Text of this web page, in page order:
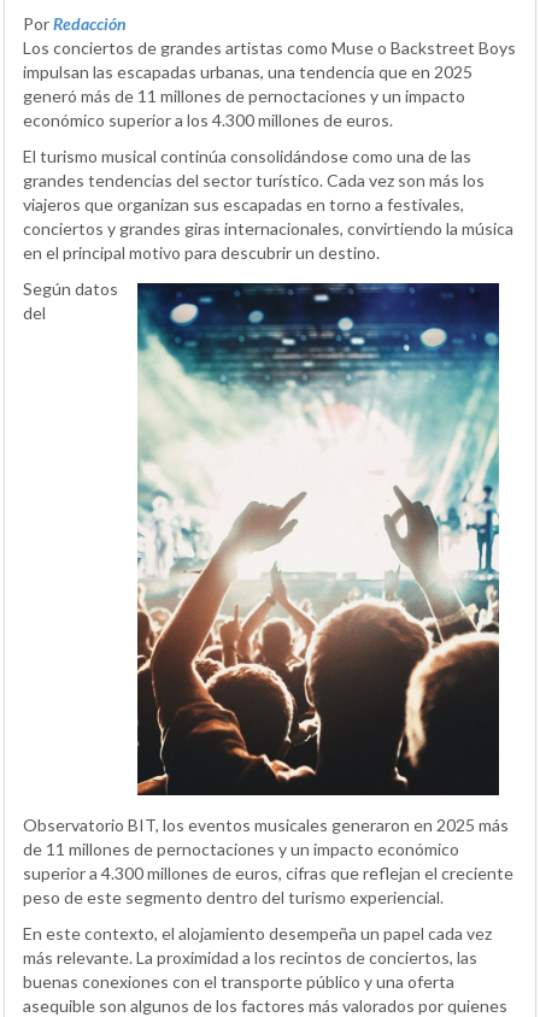
PorRedacción
Los conciertos de grandes artistas como Muse o Backstreet Boys
impulsan las escapadas urbanas, una tendencia que en 2025
generó más de 11 millones de pernoctaciones y un impacto
económico superior a los 4.300 millones de euros.
El turismo musical continúa consolidándose como una de las
grandes tendencias del sector turístico. Cada vez son más los
viajeros que organizan sus escapadas en torno a festivales,
conciertos y grandes giras internacionales, convirtiendo la música
en el principal motivo para descubrir un destino.
Según datos
del
Observatorio BIT, los eventos musicales generaron en 2025 más
de 11 millones de pernoctaciones y un impacto económico
superior a 4.300 millones de euros, cifras que reflejan el creciente
peso de este segmento dentro del turismo experiencial.
En este contexto, el alojamiento desempeña un papel cada vez
más relevante. La proximidad a los recintos de conciertos, las
buenas conexiones con el transporte público y una oferta
asequible son algunos de los factores más valorados por quienes